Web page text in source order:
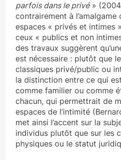
parfois dans le privé»
contrairement à
espaces « privés et intimes
ceux « publics et non
des travaux suggèrent
est nécessaire : plutôt que
classiques privé/public ou
la distinction entre ce qui
comme familier ou comme
chacun, qui permettrait de
espaces de l’intimité
met ainsi l’accent sur la
individus plutôt que sur les
physiques ou le statut